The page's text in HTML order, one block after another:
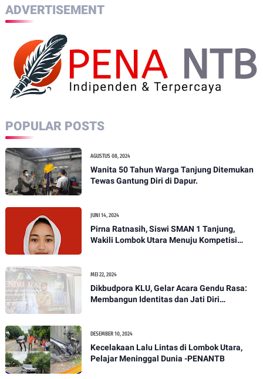
ADVERTISEMENT
POPULAR POSTS
AGUSTUS 08, 2024
Wanita 50 Tahun Warga Tanjung Ditemukan
Tewas Gantung Diri di Dapur.
JUNI 14, 2024
Pirna Ratnasih, Siswi SMAN 1 Tanjung,
Wakili Lombok Utara Menuju Kompetisi
MEI 22, 2024
Dikbudpora KLU, Gelar Acara Gendu Rasa:
Membangun Identitas dan Jati Diri
DESEMBER 10, 2024
Kecelakaan Lalu Lintas di Lombok Utara,
Pelajar Meninggal Dunia -PENANTB